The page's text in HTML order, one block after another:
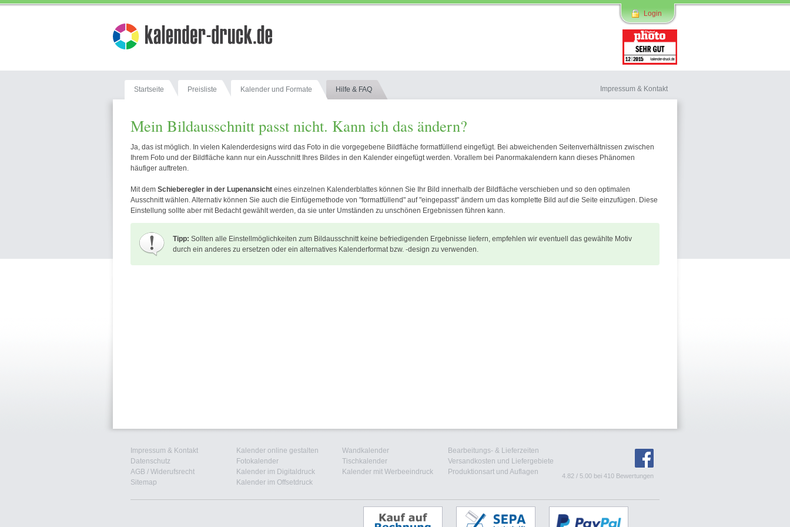
Login
Startseite Preisliste Kalender und Formate Hilfe & FAQ Impressum & Kontakt
Mein Bildausschnitt passt nicht. Kann ich das ändern?
Ja, das ist möglich. In vielen Kalenderdesigns wird das Foto in die vorgegebene Bildfläche formatfüllend eingefügt. Bei abweichenden Seitenverhältnissen zwischen
Ihrem Foto und der Bildfläche kann nur ein Ausschnitt Ihres Bildes in den Kalender eingefügt werden. Vorallem bei Panormakalendern kann dieses Phänomen
häufiger auftreten.
Mit dem Schieberegler in der Lupenansicht eines einzelnen Kalenderblattes können Sie Ihr Bild innerhalb der Bildfläche verschieben und so den optimalen
Ausschnitt wählen. Alternativ können Sie auch die Einfügemethode von "formatfüllend" auf "eingepasst" ändern um das komplette Bild auf die Seite einzufügen. Diese
Einstellung sollte aber mit Bedacht gewählt werden, da sie unter Umständen zu unschönen Ergebnissen führen kann.
Tipp: Sollten alle Einstellmöglichkeiten zum Bildausschnitt keine befriedigenden Ergebnisse liefern, empfehlen wir eventuell das gewählte Motiv
durch ein anderes zu ersetzen oder ein alternatives Kalenderformat bzw. -design zu verwenden.
Impressum & Kontakt
Datenschutz
AGB / Widerufsrecht
Sitemap
Kalender online gestalten
Fotokalender
Kalender im Digitaldruck
Kalender im Offsetdruck
Wandkalender
Tischkalender
Kalender mit Werbeeindruck
Bearbeitungs- & Lieferzeiten
Versandkosten und Liefergebiete
Produktionsart und Auflagen
4.82 / 5.00 bei 410 Bewertungen